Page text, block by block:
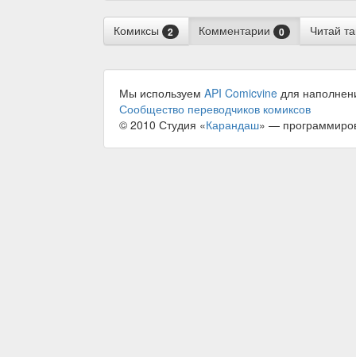
Комиксы 2 Комментарии 0 Читай
Мы используем API Comicvine для
Сообщество переводчиков комиксов
© 2010 Студия «Карандаш» —